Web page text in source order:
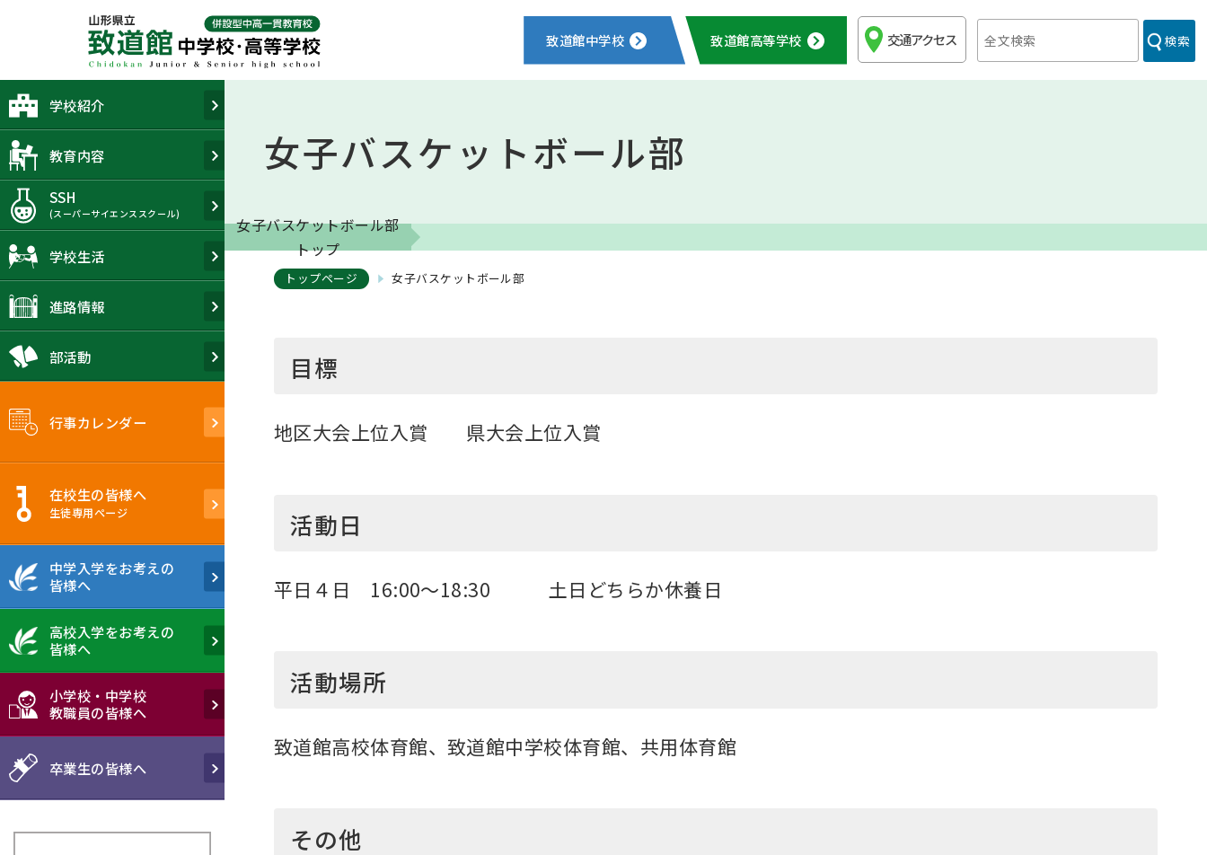
致道館中学校 致道館高等学校 交通アクセス 検索
女子バスケットボール部
女子バスケットボール部
トップ
トップページ 女子バスケットボール部
目標
地区大会上位入賞 県大会上位入賞
活動日
平日４日 16:00～18:30 土日どちらか休養日
活動場所
致道館高校体育館、致道館中学校体育館、共用体育館
その他
学校紹介
教育内容
SSH
(スーパーサイエンススクール)
学校生活
進路情報
部活動
行事カレンダー
在校生の皆様へ
生徒専用ぺージ
中学入学をお考えの
皆様へ
高校入学をお考えの
皆様へ
小学校・中学校
教職員の皆様へ
卒業生の皆様へ